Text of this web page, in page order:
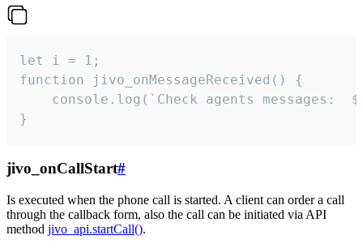
let i = 1;
function jivo_onMessageReceived() {
}
jivo_onCallStart#
Is executed when the phone call is started. A client can order a call
through the callback form, also the call can be initiated via API
method jivo_api.startCall().